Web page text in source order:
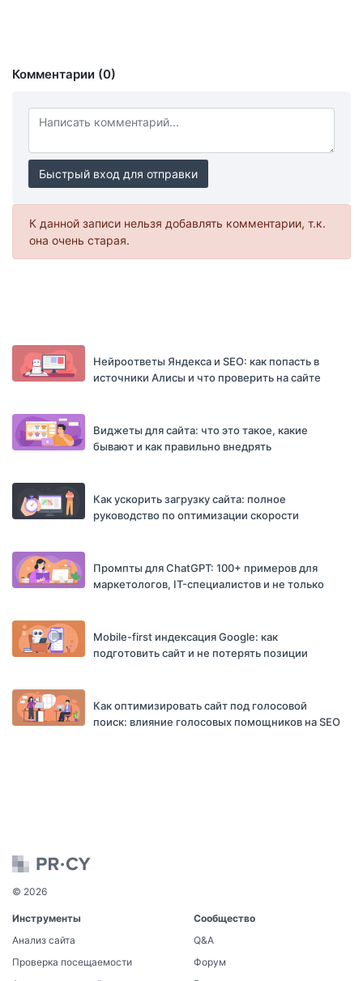
Комментарии (0)
Быстрый вход для отправки
К данной записи нельзя добавлять комментарии, т.к.
она очень старая.
Нейроответы Яндекса и SEO: как попасть в
источники Алисы и что проверить на сайте
Виджеты для сайта: что это такое, какие
бывают и как правильно внедрять
Как ускорить загрузку сайта: полное
руководство по оптимизации скорости
Промпты для ChatGPT: 100+ примеров для
маркетологов, IT-специалистов и не только
Mobile-first индексация Google: как
подготовить сайт и не потерять позиции
Как оптимизировать сайт под голосовой
поиск: влияние голосовых помощников на SEO
© 2026
Инструменты
Анализ сайта
Проверка посещаемости
Сообщество
Q&A
Форум